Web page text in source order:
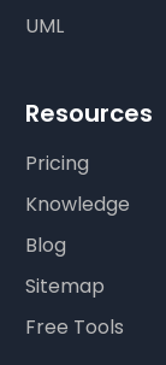
UML
Resources
Pricing
Knowledge
Blog
Sitemap
Free Tools